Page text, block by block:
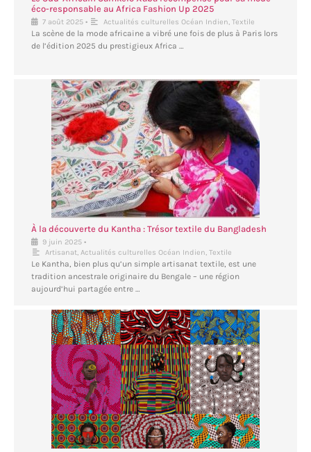
éco-responsable au Africa Fashion Up 2025
7 août 2025 • Actualités culturelles Océan Indien, Textile
La scène de la mode africaine a vibré une fois de plus à Paris lors
de l’édition 2025 du prestigieux Africa …
À la découverte du Kantha : Trésor textile du Bangladesh
9 juin 2025 •
Artisanat, Actualités culturelles Océan Indien, Textile
Le Kantha, bien plus qu’un simple artisanat textile, est une
tradition ancestrale originaire du Bengale – une région
aujourd’hui partagée entre …